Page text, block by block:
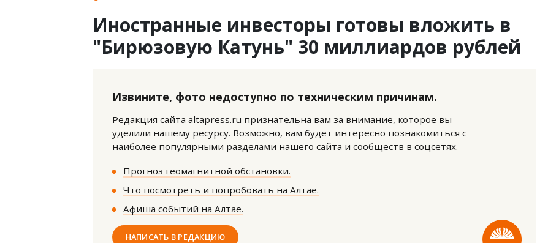
Иностранные инвесторы готовы вложить в
"Бирюзовую Катунь" 30 миллиардов рублей
Извините, фото недоступно по техническим причинам.
Редакция сайта altapress.ru признательна вам за внимание, которое вы
уделили нашему ресурсу. Возможно, вам будет интересно познакомиться с
наиболее популярными разделами нашего сайта и сообществ в соцсетях.
Прогноз геомагнитной обстановки.
Что посмотреть и попробовать на Алтае.
Афиша событий на Алтае.
НАПИСАТЬ В РЕДАКЦИЮ